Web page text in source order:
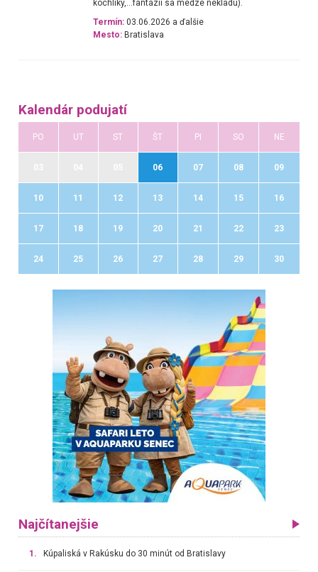
kochlíky,...fantázii sa medze nekladú).
Termín: 03.06.2026 a ďalšie
Mesto: Bratislava
Kalendár podujatí
PO UT ST ŠT PI SO NE
06 07 08 09
10 11 12 13 14 15 16
17 18 19 20 21 22 23
24 25 26 27 28 29 30
Najčítanejšie
1. Kúpaliská v Rakúsku do 30 minút od Bratislavy